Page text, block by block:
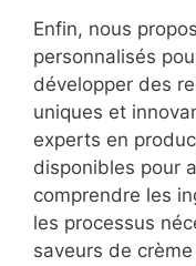
Enfin, nous
personnalisés
développer des
uniques et
experts en
disponibles pour
comprendre les
les processus
saveurs de